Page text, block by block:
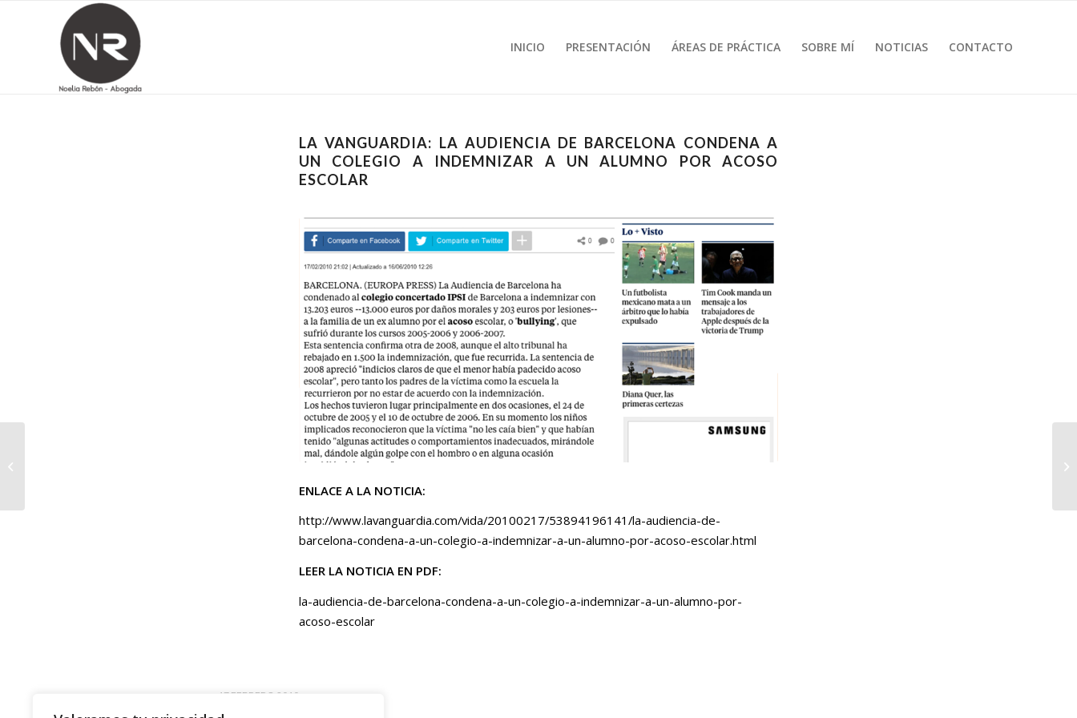
INICIO PRESENTACIÓN ÁREAS DE PRÁCTICA SOBRE MÍ NOTICIAS CONTACTO
LA VANGUARDIA: LA AUDIENCIA DE BARCELONA CONDENA A
UN COLEGIO A INDEMNIZAR A UN ALUMNO POR ACOSO
ESCOLAR
ENLACE A LA NOTICIA:
http://www.lavanguardia.com/vida/20100217/53894196141/la-audiencia-de-
barcelona-condena-a-un-colegio-a-indemnizar-a-un-alumno-por-acoso-escolar.html
LEER LA NOTICIA EN PDF:
la-audiencia-de-barcelona-condena-a-un-colegio-a-indemnizar-a-un-alumno-por-
acoso-escolar
17 FEBRERO 2010